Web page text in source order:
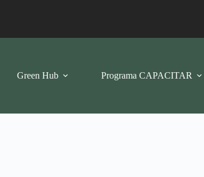
Green Hub Programa CAPACITAR